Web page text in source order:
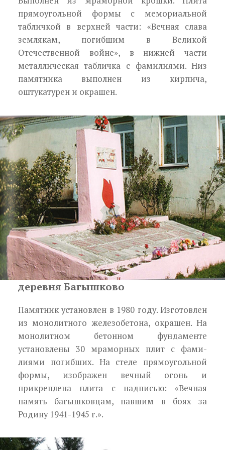
прямоугольной формы с мемориальной
таблич­кой в верхней части: «Вечная слава
землякам, по­гибшим в Великой
Отечественной войне», в ниж­ней части
металлическая табличка с фамилиями. Низ
памятника выполнен из кирпича,
оштукатурен и окрашен.
деревня Багышково
Памятник установлен в 1980 году. Изготовлен
из монолитного железобе­тона, окрашен. На
монолитном бетонном фунда­менте
установлены 30 мраморных плит с фами­
лиями погибших. На стеле прямоугольной
формы, изображен вечный огонь и
прикреплена плита с надписью: «Вечная
память багышковцам, павшим в боях за
Родину 1941-1945 г.».